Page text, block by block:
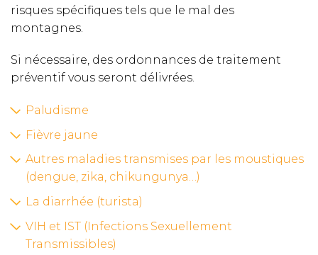
risques spécifiques tels que le mal des
montagnes.
Si nécessaire, des ordonnances de traitement
préventif vous seront délivrées.
Paludisme
Fièvre jaune
Autres maladies transmises par les moustiques
(dengue, zika, chikungunya…)
La diarrhée (turista)
VIH et IST (Infections Sexuellement
Transmissibles)